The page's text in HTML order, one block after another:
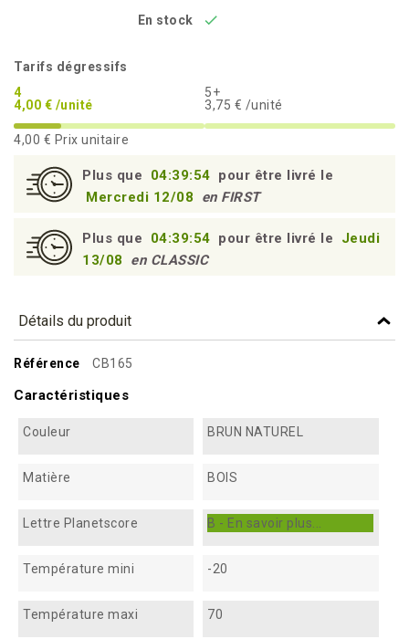
En stock 
Tarifs dégressifs
4
4,00 € /unité
5+
3,75 € /unité
4,00 € Prix unitaire
Plus que 04:39:53 pour être livré le
Mercredi 12/08
en FIRST
Plus que 04:39:53 pour être livré le
Jeudi
13/08
en CLASSIC
Détails du produit
Référence CB165
Caractéristiques
Couleur BRUN NATUREL
Matière BOIS
Lettre Planetscore B - En savoir plus...
Température mini -20
Température maxi 70